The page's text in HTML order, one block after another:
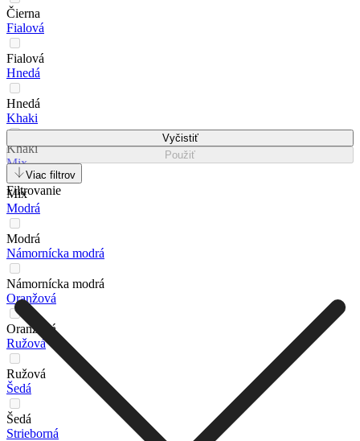
Čierna
Fialová
Fialová
Hnedá
Hnedá
Khaki
Khaki
Mix
Mix
Modrá
Modrá
Námornícka modrá
Námornícka modrá
Oranžová
Oranžová
Ružová
Ružová
Šedá
Šedá
Strieborná
Vyčistiť
Použiť
Viac filtrov
Filtrovanie